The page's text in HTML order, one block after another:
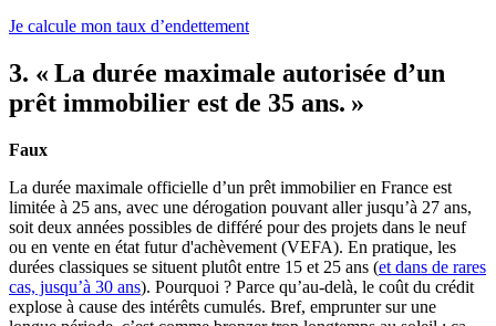
Je calcule mon taux d’endettement
3. « La durée maximale autorisée d’un
prêt immobilier est de 35 ans. »
Faux
La durée maximale officielle d’un prêt immobilier en France est
limitée à 25 ans, avec une dérogation pouvant aller jusqu’à 27 ans,
soit deux années possibles de différé pour des projets dans le neuf
ou en vente en état futur d'achèvement (VEFA). En pratique, les
durées classiques se situent plutôt entre 15 et 25 ans (et dans de rares
cas, jusqu’à 30 ans). Pourquoi ? Parce qu’au-delà, le coût du crédit
explose à cause des intérêts cumulés. Bref, emprunter sur une